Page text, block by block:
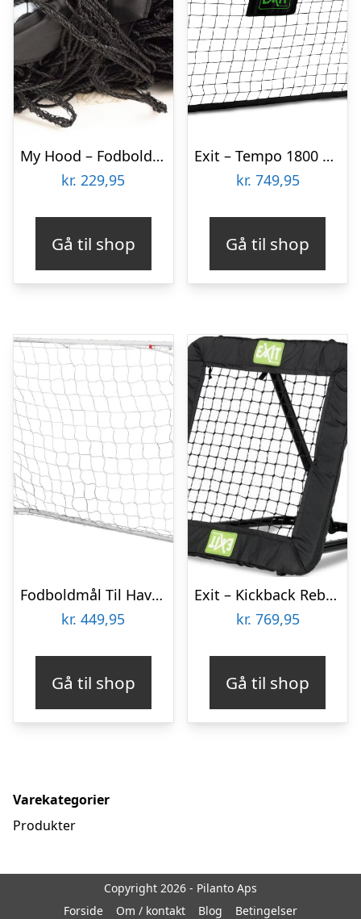
My Hood – Fodboldmål Net Til Champion – 150×100 Cm
kr. 229,95
Gå til shop
Exit – Tempo 1800 Fodboldmål Til Haven – 180×120 Cm
kr. 749,95
Gå til shop
Fodboldmål Til Haven – Outsiders El Clasico – 182x120x60 Cm
kr. 449,95
Gå til shop
Exit – Kickback Rebounder – Medium – 84×84 Cm
kr. 769,95
Gå til shop
Varekategorier
Produkter
Copyright 2026 - Pilanto Aps
Forside
Om / kontakt Blog Betingelser